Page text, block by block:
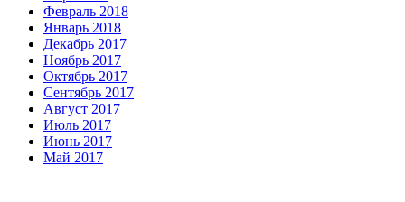
Февраль 2018
Январь 2018
Декабрь 2017
Ноябрь 2017
Октябрь 2017
Сентябрь 2017
Август 2017
Июль 2017
Июнь 2017
Май 2017